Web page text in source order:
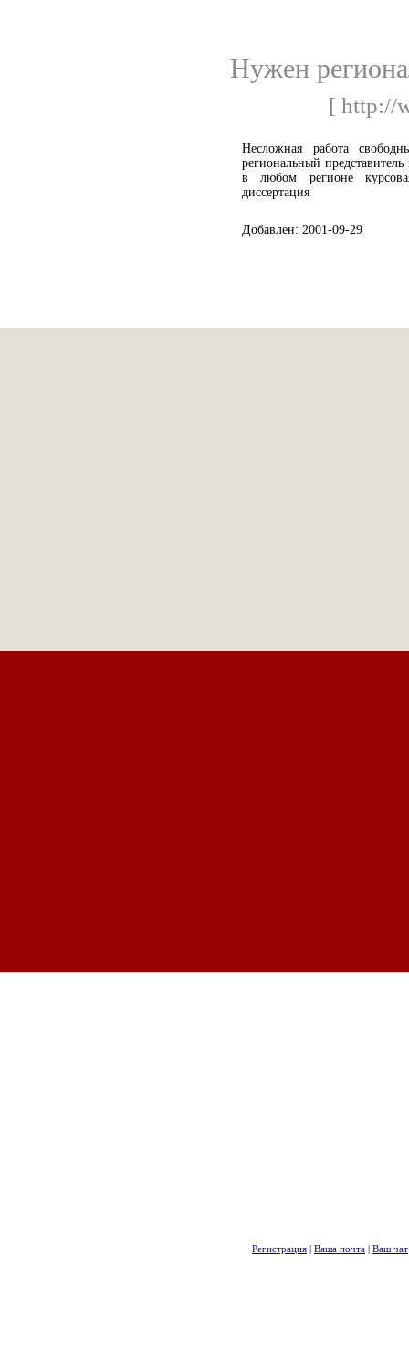
Нужен
[ http://
Несложная работа
региональный представитель
в любом регионе
диссертация
Добавлен: 2001-09-29
Регистрация | Ваша почта | Ваш чат